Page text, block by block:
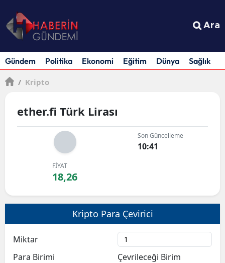
Ara
Gündem Politika Ekonomi Eğitim Dünya Sağlık
/ Kripto
ether.fi Türk Lirası
Son Güncelleme
10:41
FİYAT
18,26
Kripto Para Çevirici
Miktar
Para Birimi
Çevrileceği Birim